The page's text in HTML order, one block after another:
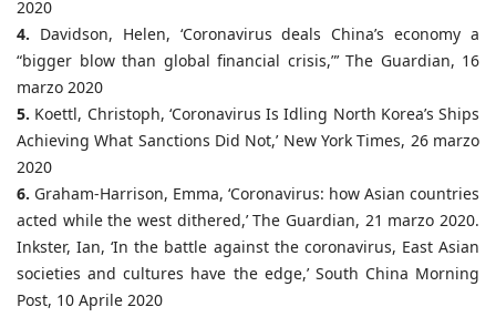
2020
4. Davidson, Helen, ‘Coronavirus deals China’s economy a
“bigger blow than global financial crisis,”’ The Guardian, 16
marzo 2020
5. Koettl, Christoph, ‘Coronavirus Is Idling North Korea’s Ships
Achieving What Sanctions Did Not,’ New York Times, 26 marzo
2020
6. Graham-Harrison, Emma, ‘Coronavirus: how Asian countries
acted while the west dithered,’ The Guardian, 21 marzo 2020.
Inkster, Ian, ‘In the battle against the coronavirus, East Asian
societies and cultures have the edge,’ South China Morning
Post, 10 Aprile 2020